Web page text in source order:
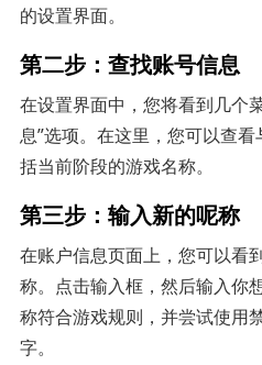
的设置界面。
第二步：查找账号信息
在设置界面中，您将看到几个
息”选项。在这里，您可以查
括当前阶段的游戏名称。
第三步：输入新的呢称
在账户信息页面上，您可以看
称。点击输入框，然后输入你
称符合游戏规则，并尝试使用
字。